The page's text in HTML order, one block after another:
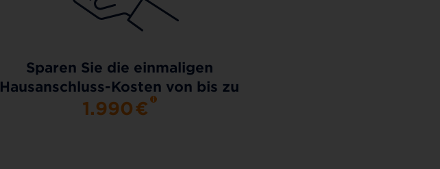
Sparen Sie die einmaligen
Hausanschluss-Kosten von bis zu
1.990€